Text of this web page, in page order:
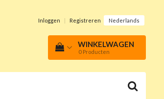
Inloggen | Registreren Nederlands
WINKELWAGEN
0 Producten